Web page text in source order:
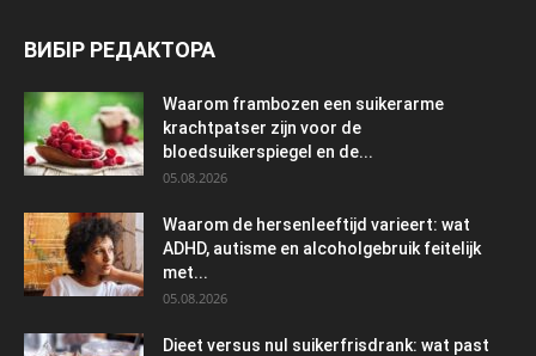
ВИБІР РЕДАКТОРА
Waarom frambozen een suikerarme
krachtpatser zijn voor de
bloedsuikerspiegel en de...
05.08.2026
Waarom de hersenleeftijd varieert: wat
ADHD, autisme en alcoholgebruik feitelijk
met...
05.08.2026
Dieet versus nul suikerfrisdrank: wat past